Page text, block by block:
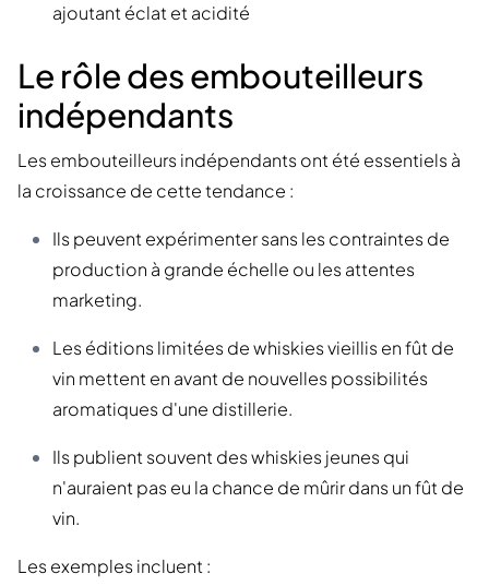
ajoutant éclat et acidité
Le rôle des embouteilleurs
indépendants
Les embouteilleurs indépendants ont été essentiels à
la croissance de cette tendance :
Ils peuvent expérimenter sans les contraintes de
production à grande échelle ou les attentes
marketing.
Les éditions limitées de whiskies vieillis en fût de
vin mettent en avant de nouvelles possibilités
aromatiques d'une distillerie.
Ils publient souvent des whiskies jeunes qui
n'auraient pas eu la chance de mûrir dans un fût de
vin.
Les exemples incluent :